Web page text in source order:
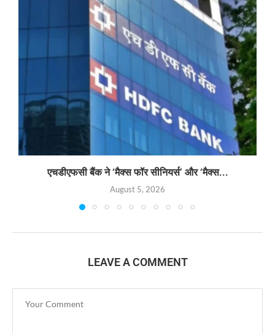
एचडीएफसी बैंक ने ‘मैक्स फॉर सीनियर्स’ और ‘मैक्स...
August 5, 2026
LEAVE A COMMENT